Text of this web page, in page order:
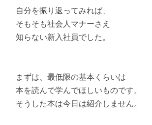
自分を振り返ってみれば、
そもそも社会人マナーさえ
知らない新入社員でした。
まずは、最低限の基本くらいは
本を読んで学んでほしいものです。
そうした本は今日は紹介しません。